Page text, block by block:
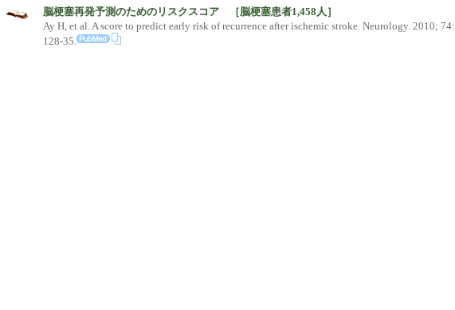
脳梗塞再発予測のためのリスクスコア ［脳梗塞患者1,458人］
Ay H, et al. A score to predict early risk of recurrence after ischemic stroke. Neurology. 2010; 74:
128-35.